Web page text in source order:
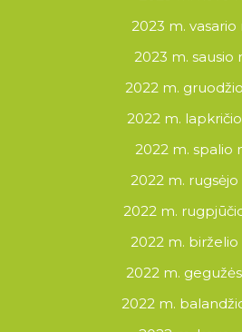
2023 m. vasario
2023 m. sausio
2022 m.
2022 m.
2022 m. spalio
2022 m. rugsėjo
2022 m.
2022 m. birželio
2022 m.
2022 m.